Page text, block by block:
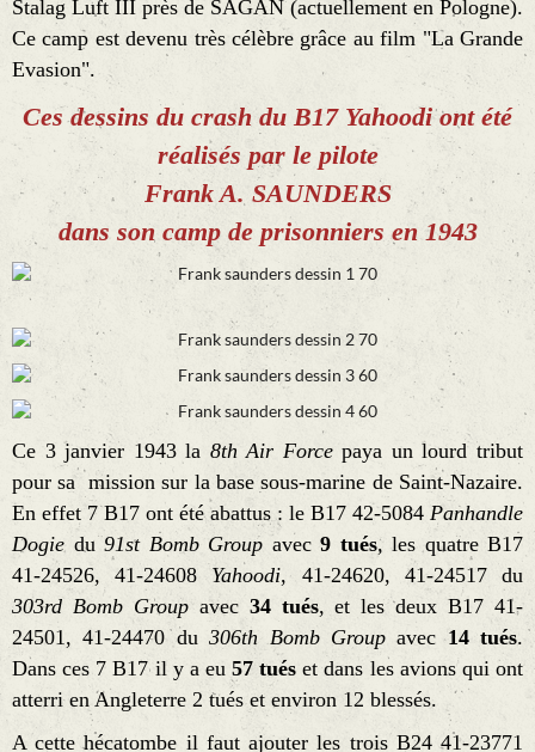
Stalag Luft III près de SAGAN (actuellement en Pologne).
Ce camp est devenu très célèbre grâce au film "La Grande
Evasion".
Ces dessins du crash du B17 Yahoodi ont été
réalisés par le pilote
Frank A. SAUNDERS
dans son camp de prisonniers en 1943
Ce 3 janvier 1943 la 8th Air Forcepaya un lourd tribut
pour sa mission sur la base sous-marine de Saint-Nazaire.
En effet 7 B17 ont été abattus : le B17 42-5084 Panhandle
Dogiedu91st Bomb Group avec 9 tués, les quatre B17
41-24526, 41-24608 Yahoodi, 41-24620, 41-24517 du
303rd Bomb Groupavec 34 tués, et les deux B17 41-
24501, 41-24470 du306th Bomb Groupavec14 tués.
Dans ces 7 B17 il y a eu57 tués et dans les avions qui ont
atterri en Angleterre 2 tués et environ 12 blessés.
A cette hécatombe il faut ajouter les trois B24 41-23771